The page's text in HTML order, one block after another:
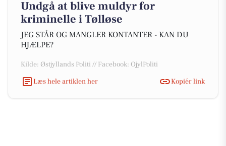
Undgå at blive muldyr for
kriminelle i Tølløse
JEG STÅR OG MANGLER KONTANTER - KAN DU
HJÆLPE?
Kilde: Østjyllands Politi // Facebook: OjylPoliti
Læs hele artiklen her
Kopiér link